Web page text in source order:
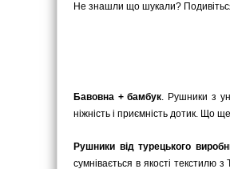
Не знашли що шукали?
Бавовна + бамбук. Рушники з
ніжність і приємність дотик. Що
Рушники від турецького
сумнівається в якості текстилю